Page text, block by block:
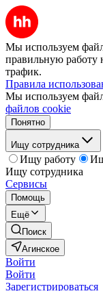
Мы используем
правильную работу
трафик.
Правила
Мы используем
файлов cookie
Понятно
Ищу сотрудника
Ищу работу
Ищу сотрудника
Сервисы
Помощь
Ещё
Поиск
Агинское
Войти
Войти
Зарегистрироваться